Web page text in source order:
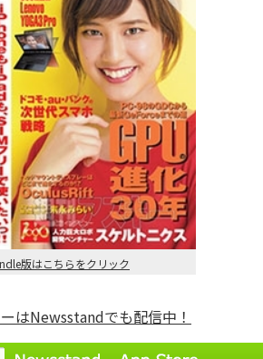
版はこちらをクリック
はNewsstandでも配信中！